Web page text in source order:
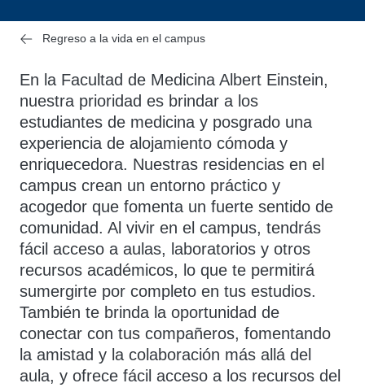
Regreso a la vida en el campus
En la Facultad de Medicina Albert Einstein,
nuestra prioridad es brindar a los
estudiantes de medicina y posgrado una
experiencia de alojamiento cómoda y
enriquecedora. Nuestras residencias en el
campus crean un entorno práctico y
acogedor que fomenta un fuerte sentido de
comunidad. Al vivir en el campus, tendrás
fácil acceso a aulas, laboratorios y otros
recursos académicos, lo que te permitirá
sumergirte por completo en tus estudios.
También te brinda la oportunidad de
conectar con tus compañeros, fomentando
la amistad y la colaboración más allá del
aula, y ofrece fácil acceso a los recursos del